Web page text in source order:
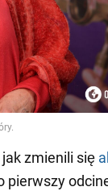
jak zmienili się
pierwszy